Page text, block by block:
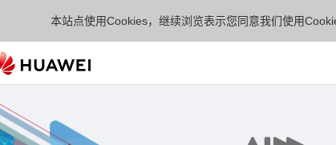
本站点使用Cookies，继续浏览表示您同意我们使用